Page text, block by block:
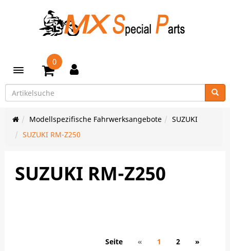
Toggle navigation
0
Modellspezifische Fahrwerksangebote
SUZUKI
SUZUKI RM-Z250
SUZUKI RM-Z250
Seite « 1 2
»